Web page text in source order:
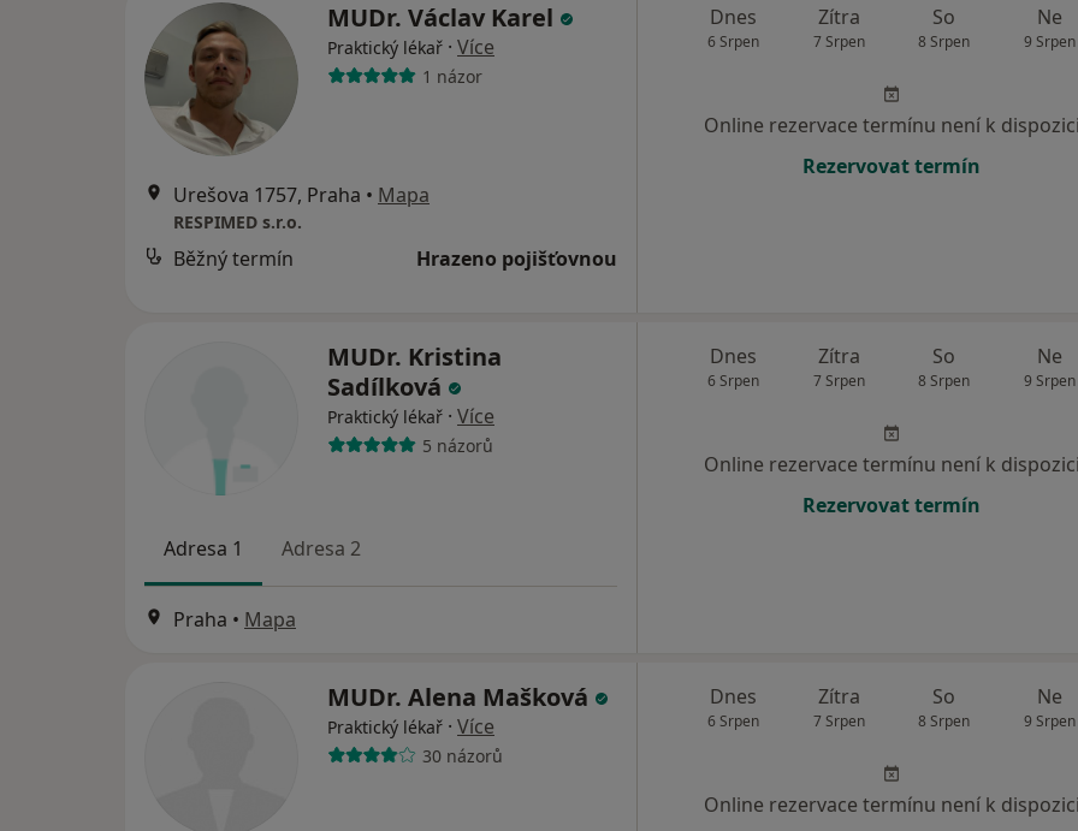
MUDr. Václav Karel
Praktický lékař · Více
1 názor
Urešova 1757, Praha • Mapa
RESPIMED s.r.o.
Běžný termín Hrazeno pojišťovnou
Dnes
6 Srpen
Zítra
7 Srpen
So
8 Srpen
Ne
9 Srpen
Online rezervace termínu není k dispozici
Rezervovat termín
MUDr. Kristina
Sadílková
Praktický lékař · Více
5 názorů
Adresa 1 Adresa 2
Praha • Mapa
Dnes
6 Srpen
Zítra
7 Srpen
So
8 Srpen
Ne
9 Srpen
Online rezervace termínu není k dispozici
Rezervovat termín
MUDr. Alena Mašková
Praktický lékař · Více
30 názorů
Dnes
6 Srpen
Zítra
7 Srpen
So
8 Srpen
Ne
9 Srpen
Online rezervace termínu není k dispozici